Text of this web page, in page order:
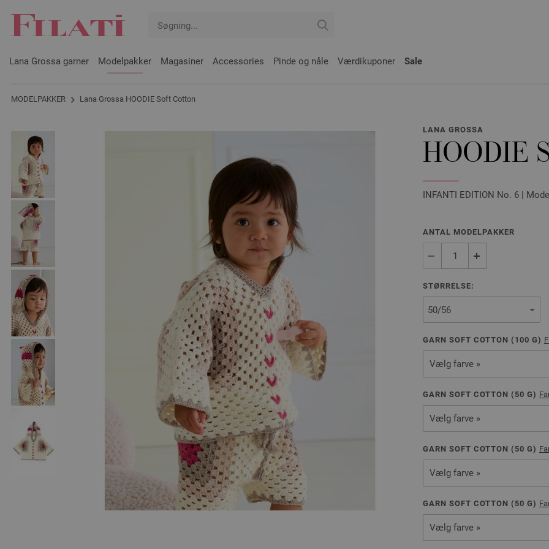
Lana Grossa garner Modelpakker Magasiner Accessories Pinde og nåle Værdikuponer Sale
MODELPAKKER Lana Grossa HOODIE Soft Cotton
LANA GROSSA
HOODIE
INFANTI EDITION No. 6 |
ANTAL MODELPAKKER
STØRRELSE:
GARN SOFT COTTON ( 100 G)
Vælg farve »
GARN SOFT COTTON ( 50 G)
Vælg farve »
GARN SOFT COTTON ( 50 G)
Vælg farve »
GARN SOFT COTTON ( 50 G)
Vælg farve »